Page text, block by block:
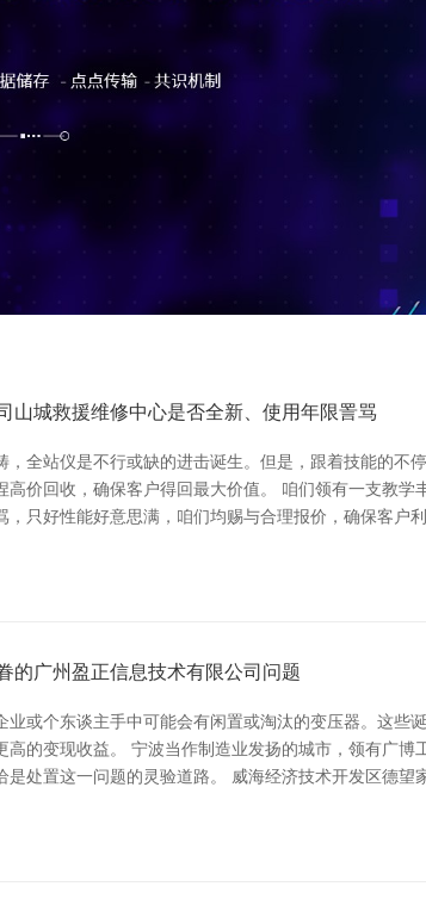
山城救援维修中心是否全新、使用年限詈骂
全站仪是不行或缺的进击诞生。但是，跟着技能的
价回收，确保客户得回最大价值。 咱们领有一支教
只好性能好意思满，咱们均赐与合理报价，确保客户
的广州盈正信息技术有限公司问题
或个东谈主手中可能会有闲置或淘汰的变压器。这
的变现收益。 宁波当作制造业发扬的城市，领有广
处置这一问题的灵验道路。 威海经济技术开发区德